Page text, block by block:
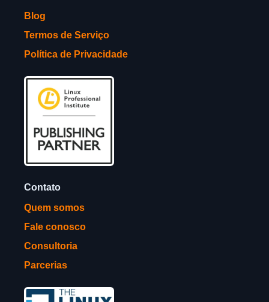
Blog
Termos de Serviço
Política de Privacidade
Contato
Quem somos
Fale conosco
Consultoria
Parcerias